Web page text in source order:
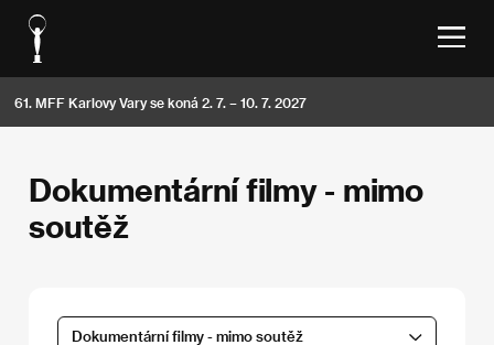
61. MFF Karlovy Vary se koná 2. 7. – 10. 7. 2027
Dokumentární filmy - mimo
soutěž
Dokumentární filmy - mimo soutěž